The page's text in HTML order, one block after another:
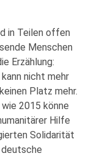
in Teilen offen
Menschen
Erzählung:
nicht mehr
Platz mehr.
wie 2015 könne
Hilfe
Solidarität
deutsche